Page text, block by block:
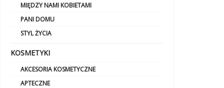
MIĘDZY NAMI KOBIETAMI
PANI DOMU
STYL ŻYCIA
KOSMETYKI
AKCESORIA KOSMETYCZNE
APTECZNE